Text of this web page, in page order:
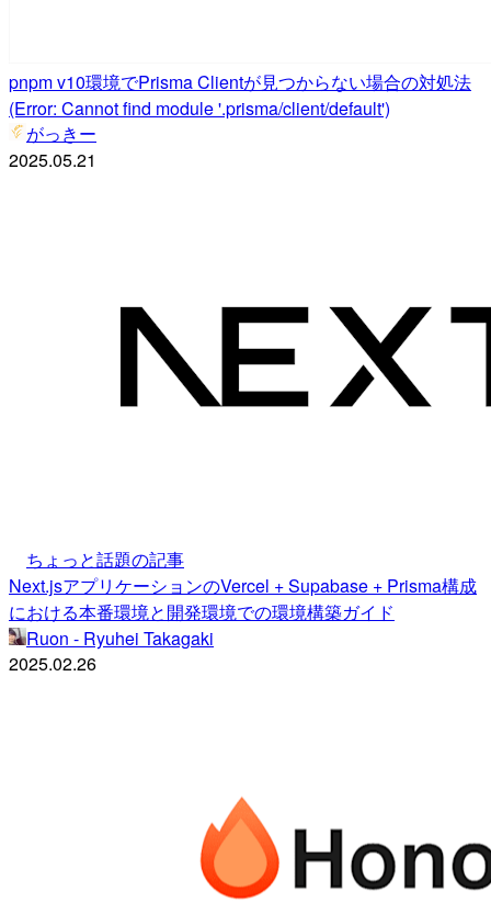
pnpm v10環境でPrisma Clientが見つからない場合の対処法
(Error: Cannot find module '.prisma/client/default')
がっきー
2025.05.21
ちょっと話題の記事
Next.jsアプリケーションのVercel + Supabase + Prisma構成
における本番環境と開発環境での環境構築ガイド
Ruon - Ryuhei Takagaki
2025.02.26